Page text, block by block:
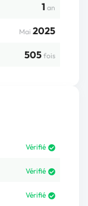
1 an
Mai 2025
505 fois
Vérifié
Vérifié
Vérifié